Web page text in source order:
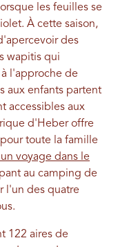
les feuilles se
À cette saison,
des
wapitis qui
l'approche de
aux enfants partent
accessibles aux
d'Heber offre
toute la famille
voyage dans le
au camping de
l'un des quatre
122 aires de